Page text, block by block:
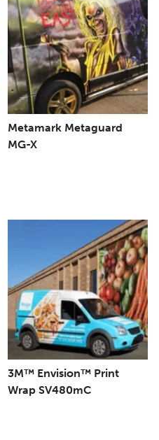
Metamark Metaguard
MG-X
3M™ Envision™ Print
Wrap SV480mC